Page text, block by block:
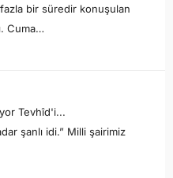
bir süredir konuşulan
Cuma…
Tevhîd'i...
şanlı idi.” Milli şairimiz